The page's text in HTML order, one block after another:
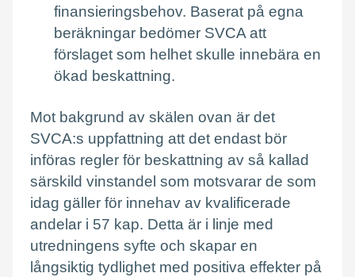
finansieringsbehov. Baserat på egna
beräkningar bedömer SVCA att
förslaget som helhet skulle innebära en
ökad beskattning.
Mot bakgrund av skälen ovan är det
SVCA:s uppfattning att det endast bör
införas regler för beskattning av så kallad
särskild vinstandel som motsvarar de som
idag gäller för innehav av kvalificerade
andelar i 57 kap. Detta är i linje med
utredningens syfte och skapar en
långsiktig tydlighet med positiva effekter på